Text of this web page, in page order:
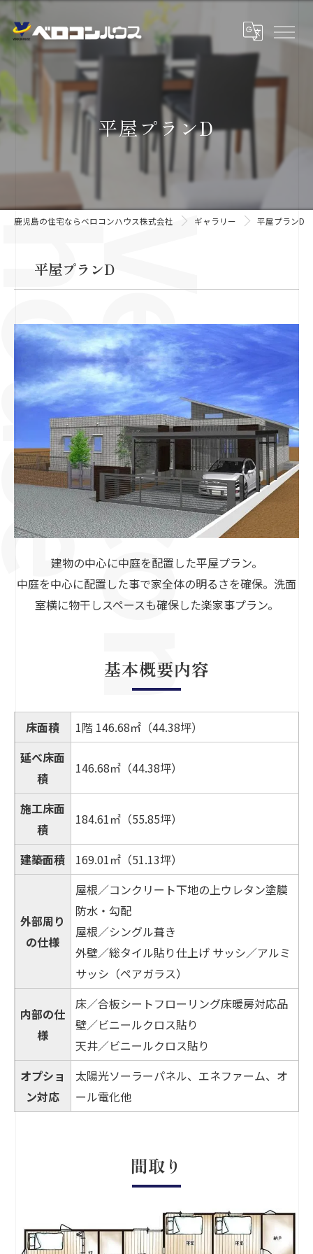
平屋プランD
鹿児島の住宅ならベロコンハウス株式会社 ギャラリー 平屋プランD
平屋プランD
建物の中心に中庭を配置した平屋プラン。
中庭を中心に配置した事で家全体の明るさを確保。洗面
室横に物干しスペースも確保した楽家事プラン。
基本概要内容
床面積
1階 146.68㎡（44.38坪）
延べ床面
積
146.68㎡（44.38坪）
施工床面
積
184.61㎡（55.85坪）
建築面積 169.01㎡（51.13坪）
外部周り
の仕様
屋根／コンクリート下地の上ウレタン塗膜
防水・勾配
屋根／シングル葺き
外壁／総タイル貼り仕上げ サッシ／アルミ
サッシ（ペアガラス）
内部の仕
様
床／合板シートフローリング床暖房対応品
壁／ビニールクロス貼り
天井／ビニールクロス貼り
オプショ
ン対応
太陽光ソーラーパネル、エネファーム、オ
ール電化他
間取り